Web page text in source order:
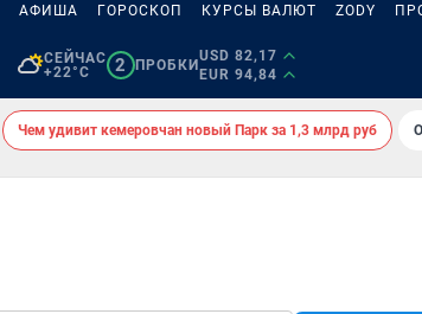
АФИША ГОРОСКОП КУРСЫ ВАЛЮТ ZODY
СЕЙЧАС
+22°C
2 ПРОБКИ
USD 82,17
EUR 94,84
Чем удивит кемеровчан новый Парк за 1,3 млрд руб